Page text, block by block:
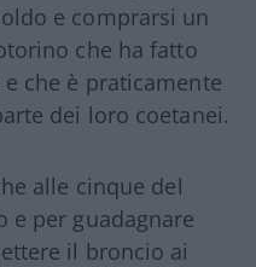
e comprarsi un
che ha fatto
che è praticamente
dei loro coetanei.
alle cinque del
per guadagnare
il broncio ai